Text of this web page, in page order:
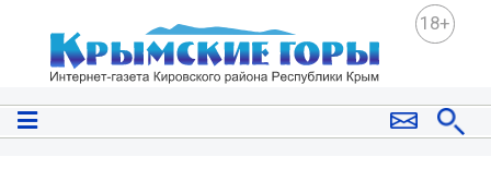
18+